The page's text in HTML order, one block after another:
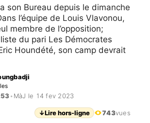
son Bureau depuis le dimanche
l’équipe de Louis Vlavonou,
membre de l’opposition;
du pari Les Démocrates
Houndété, son camp devrait
• MàJ le 14 fev 2023
↓Lire hors-ligne 743vues